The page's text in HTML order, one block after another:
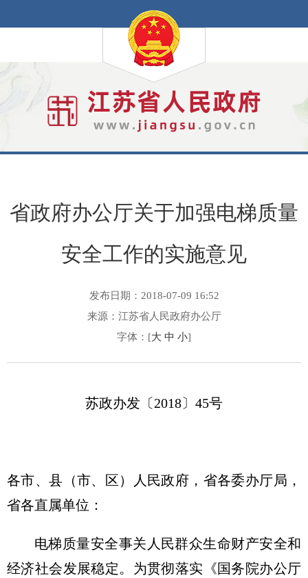
省政府办公厅关于加强电梯质量
安全工作的实施意见
发布日期：2018-07-09 16:52
来源：江苏省人民政府办公厅
字体：[大 中 小]
苏政办发〔2018〕45号
各市、县（市、区）人民政府，省各委办厅局，
省各直属单位：
电梯质量安全事关人民群众生命财产安全和
经济社会发展稳定。为贯彻落实《国务院办公厅